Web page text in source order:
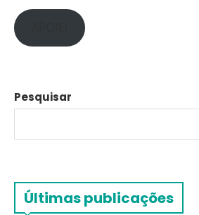
Pesquisar
Últimas publicações